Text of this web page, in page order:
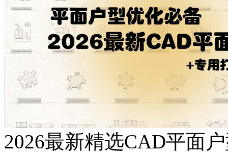
2026最新精选CAD平面